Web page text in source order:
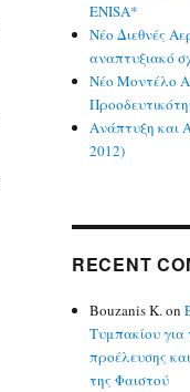
ENISA*
Νέο Διεθνές
αναπτυξιακό
Νέο Μοντέλο
Ανάπτυξη και
2012)
RECENT
Bouzanis K.on
Τυμπακίου για
προέλευσης
της Φαιστού